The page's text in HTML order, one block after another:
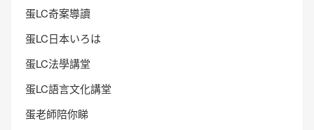
蛋LC奇案導讀
蛋LC日本いろは
蛋LC法學講堂
蛋LC語言文化講堂
蛋老師陪你睇